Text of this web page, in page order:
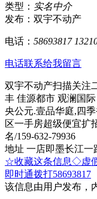
类型： 实名中介
发布：双宇不动产
电话： 58693817
电话联系给我留言
双宇不动产扫描关注
丰 佳源都市 观澜国
央公元.壹品华庭,四
区一手房超级便宜扩
名/159-632-79936
地址 一店即墨长江一
☆收藏这条信息◇虚
即时通拨打58693817
该信息由用户发布，